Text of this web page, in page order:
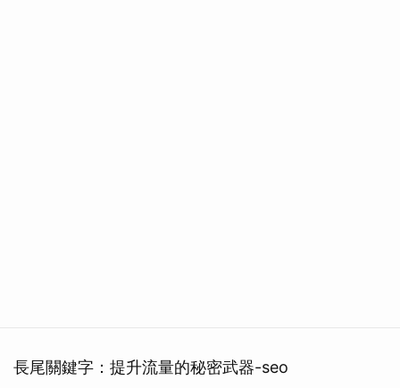
長尾關鍵字：提升流量的秘密武器-seo